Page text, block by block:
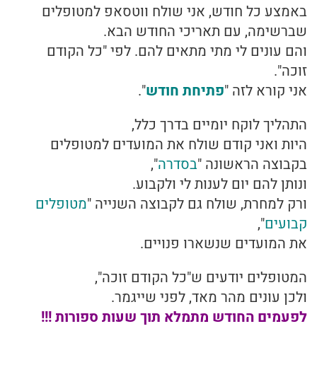
באמצע כל חודש, אני שולח ווטסאפ למטופלים
שברשימה, עם תאריכי החודש הבא.
והם עונים לי מתי מתאים להם. לפי "כל הקודם
זוכה".
אני קורא לזה "פתיחת חודש".
התהליך לוקח יומיים בדרך כלל,
היות ואני קודם שולח את המועדים למטופלים
בקבוצה הראשונה "בסדרה",
ונותן להם יום לענות לי ולקבוע.
ורק למחרת, שולח גם לקבוצה השנייה "מטופלים
קבועים",
את המועדים שנשארו פנויים.
המטופלים יודעים ש"כל הקודם זוכה",
ולכן עונים מהר מאד, לפני שייגמר.
לפעמים החודש מתמלא תוך שעות ספורות !!!